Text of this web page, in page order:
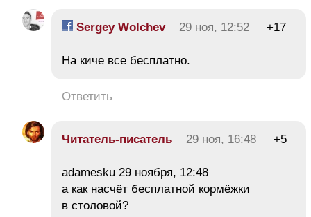
Sergey Wolchev 29 ноя, 12:52 +17
На киче все бесплатно.
Ответить
Читатель-писатель 29 ноя, 16:48 +5
adamesku 29 ноября, 12:48
а как насчёт бесплатной кормёжки
в столовой?